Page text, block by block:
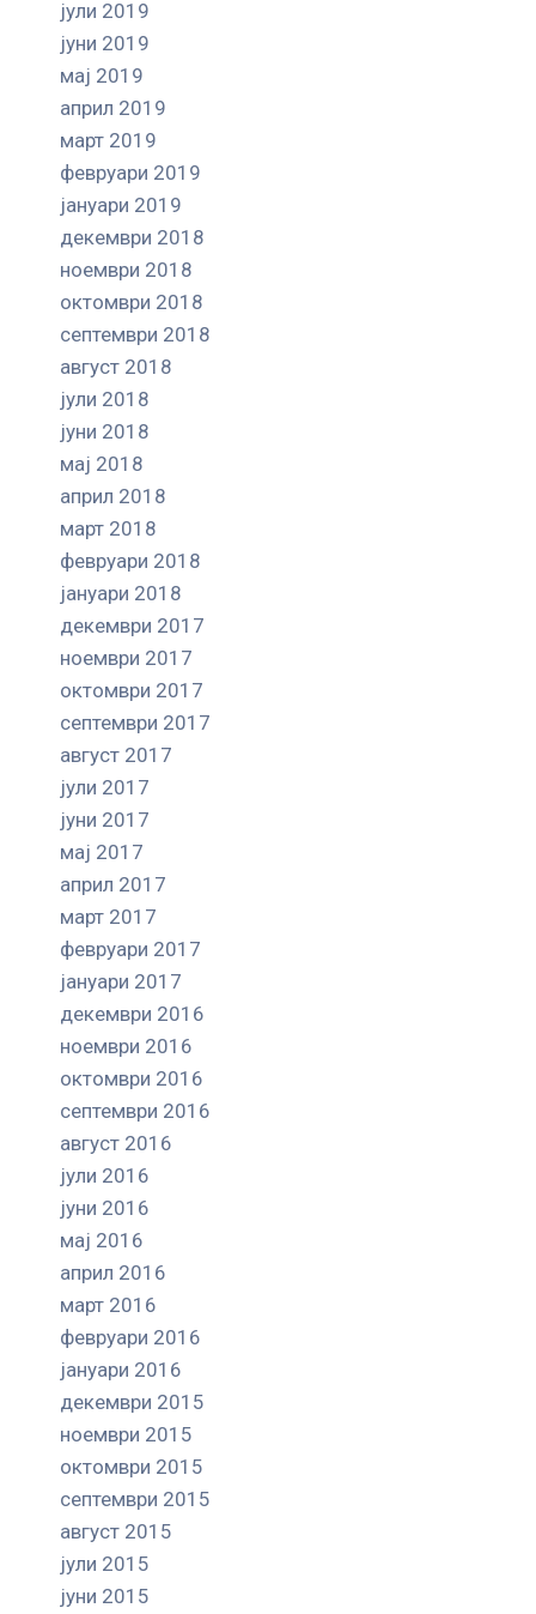
јули 2019
јуни 2019
мај 2019
април 2019
март 2019
февруари 2019
јануари 2019
декември 2018
ноември 2018
октомври 2018
септември 2018
август 2018
јули 2018
јуни 2018
мај 2018
април 2018
март 2018
февруари 2018
јануари 2018
декември 2017
ноември 2017
октомври 2017
септември 2017
август 2017
јули 2017
јуни 2017
мај 2017
април 2017
март 2017
февруари 2017
јануари 2017
декември 2016
ноември 2016
октомври 2016
септември 2016
август 2016
јули 2016
јуни 2016
мај 2016
април 2016
март 2016
февруари 2016
јануари 2016
декември 2015
ноември 2015
октомври 2015
септември 2015
август 2015
јули 2015
јуни 2015